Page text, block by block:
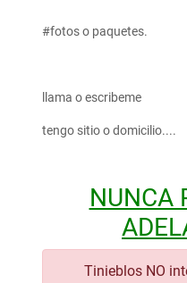
#fotos o paquetes.
llama o escribeme
tengo sitio o domicilio....
NUNCA
Tinieblos NO